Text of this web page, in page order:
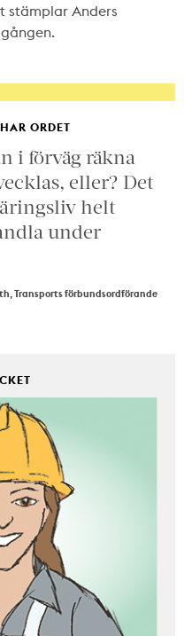
stämplar Anders
ORDET
i förväg räkna
eller? Det
helt
under
Transports förbundsordförande